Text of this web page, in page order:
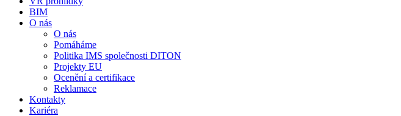
BIM
O nás
O nás
Pomáháme
Politika IMS společnosti DITON
Projekty EU
Ocenění a certifikace
Reklamace
Kontakty
Kariéra